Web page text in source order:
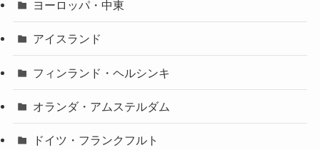
ヨーロッパ・中東
アイスランド
フィンランド・ヘルシンキ
オランダ・アムステルダム
ドイツ・フランクフルト